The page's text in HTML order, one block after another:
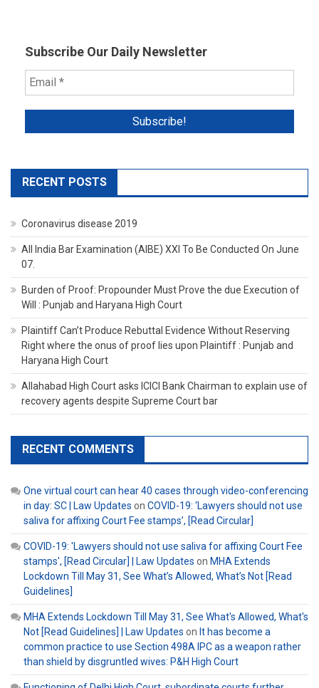
Subscribe Our Daily Newsletter
RECENT POSTS
Coronavirus disease 2019
All India Bar Examination (AIBE) XXI To Be Conducted On June
07.
Burden of Proof: Propounder Must Prove the due Execution of
Will : Punjab and Haryana High Court
Plaintiff Can’t Produce Rebuttal Evidence Without Reserving
Right where the onus of proof lies upon Plaintiff : Punjab and
Haryana High Court
Allahabad High Court asks ICICI Bank Chairman to explain use of
recovery agents despite Supreme Court bar
RECENT COMMENTS
One virtual court can hear 40 cases through video-conferencing
in day: SC | Law Updates on COVID-19: ‘Lawyers should not use
saliva for affixing Court Fee stamps’, [Read Circular]
COVID-19: 'Lawyers should not use saliva for affixing Court Fee
stamps', [Read Circular] | Law Updates on MHA Extends
Lockdown Till May 31, See What’s Allowed, What’s Not [Read
Guidelines]
MHA Extends Lockdown Till May 31, See What's Allowed, What's
Not [Read Guidelines] | Law Updates on It has become a
common practice to use Section 498A IPC as a weapon rather
than shield by disgruntled wives: P&H High Court